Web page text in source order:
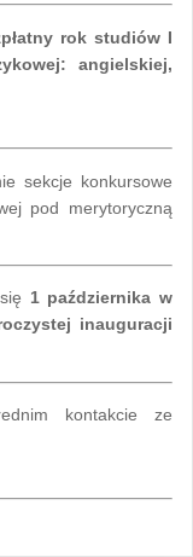
rok studiów I
angielskiej,
sekcje konkursowe
pod merytoryczną
1 października w
inauguracji
kontakcie ze